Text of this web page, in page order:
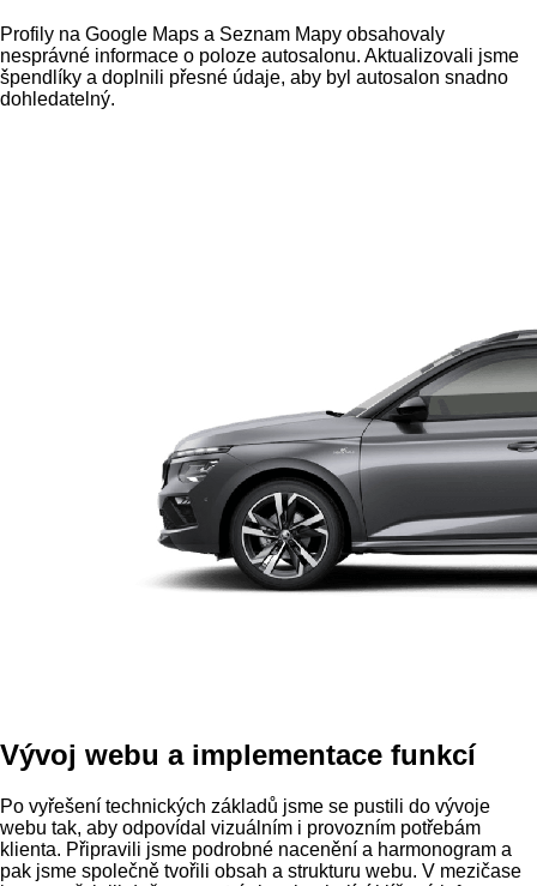
Profily na Google Maps a Seznam Mapy obsahovaly
nesprávné informace o poloze autosalonu. Aktualizovali jsme
špendlíky a doplnili přesné údaje, aby byl autosalon snadno
dohledatelný.
Vývoj webu a implementace funkcí
Po vyřešení technických základů jsme se pustili do vývoje
webu tak, aby odpovídal vizuálním i provozním potřebám
klienta. Připravili jsme podrobné nacenění a harmonogram a
pak jsme společně tvořili obsah a strukturu webu. V mezičase